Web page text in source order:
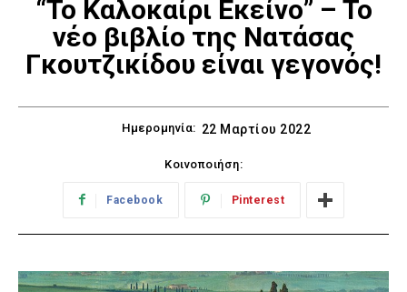
“Το Καλοκαίρι Εκείνο” – Το
νέο βιβλίο της Νατάσας
Γκουτζικίδου είναι γεγονός!
Ημερομηνία: 22 Μαρτίου 2022
Κοινοποιήση:
Facebook Pinterest